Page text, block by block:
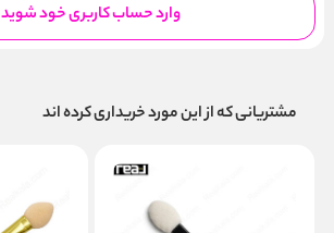
وارد حساب کاربری خود شوید
مشتریانی که از این مورد خریداری کرده اند